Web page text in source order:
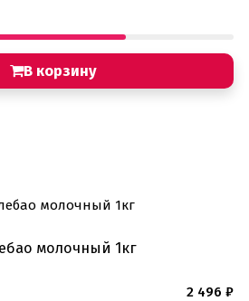
В корзину
молочный 1кг
2 496 ₽